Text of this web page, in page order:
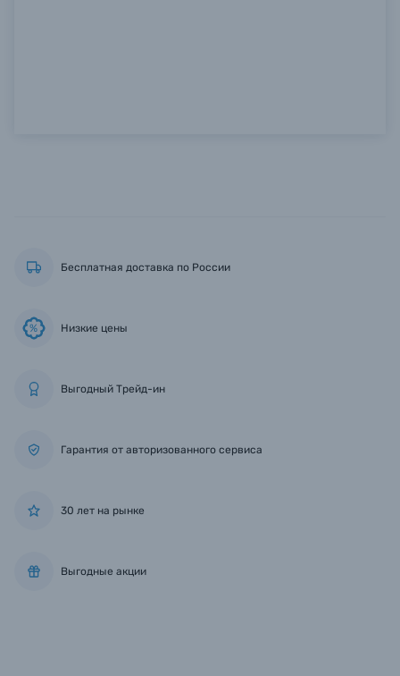
Бесплатная доставка по России
% Низкие цены
Выгодный Трейд-ин
Гарантия от авторизованного сервиса
30 лет на рынке
Выгодные акции